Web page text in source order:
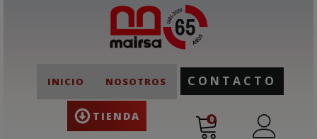
INICIO NOSOTROS
TIENDA
CONTACTO
0